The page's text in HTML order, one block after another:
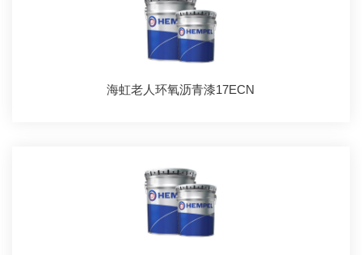
海虹老人环氧沥青漆17ECN